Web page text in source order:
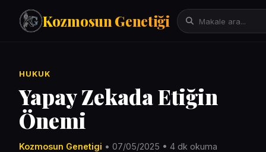
Kozmosun Genetiği
Tarih
Fizik-Astronomi
Teknoloji
Çeviriler
Arama:
HUKUK
Yapay Zekada Etiğin
Önemi
Kozmosun Genetigi • 07/05/2025 • 4 dk okuma